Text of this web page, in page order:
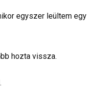
egyszer leültem egy
hozta vissza.